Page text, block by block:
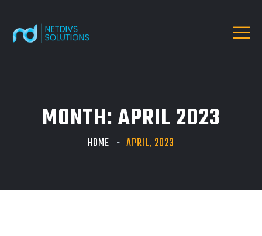
MONTH: APRIL 2023
HOME APRIL, 2023